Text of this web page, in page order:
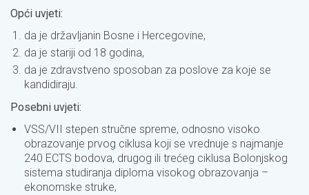
Opći uvjeti:
da je državljanin Bosne i Hercegovine,
da je stariji od 18 godina,
da je zdravstveno sposoban za poslove za koje se
kandidiraju.
Posebni uvjeti:
VSS/VII stepen stručne spreme, odnosno visoko
obrazovanje prvog ciklusa koji se vrednuje s najmanje
240 ECTS bodova, drugog ili trećeg ciklusa Bolonjskog
sistema studiranja diploma visokog obrazovanja –
ekonomske struke,